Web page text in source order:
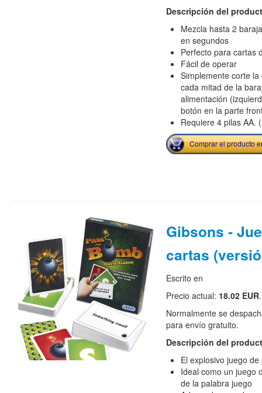
Descripción del
Mezcla hasta 2
en segundos
Perfecto para cartas
Fácil de operar
Simplemente corte
cada mitad de la
alimentación
botón en la parte
Requiere 4 pilas AA.
Comprar el producto
Gibsons -
cartas
Escrito en
Precio actual: 18.02 EUR.
Normalmente se
para envío gratuito.
Descripción del
El explosivo juego
Ideal como un juego
de la palabra juego